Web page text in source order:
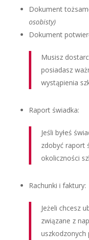
Dokument
osobisty)
Dokument
Musisz
posiadasz
wystąpienia
Raport świadka:
Jeśli byłeś
zdobyć raport
okoliczności
Rachunki i faktury:
Jeżeli chcesz
związane z